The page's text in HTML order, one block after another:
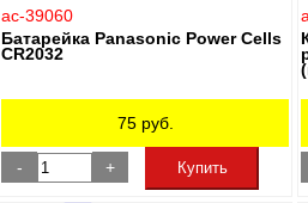
ac-39060
Батарейка Panasonic Power Cells
CR2032
75руб.
- + Купить